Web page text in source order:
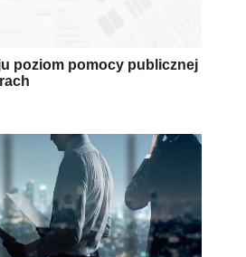
poziom pomocy publicznej